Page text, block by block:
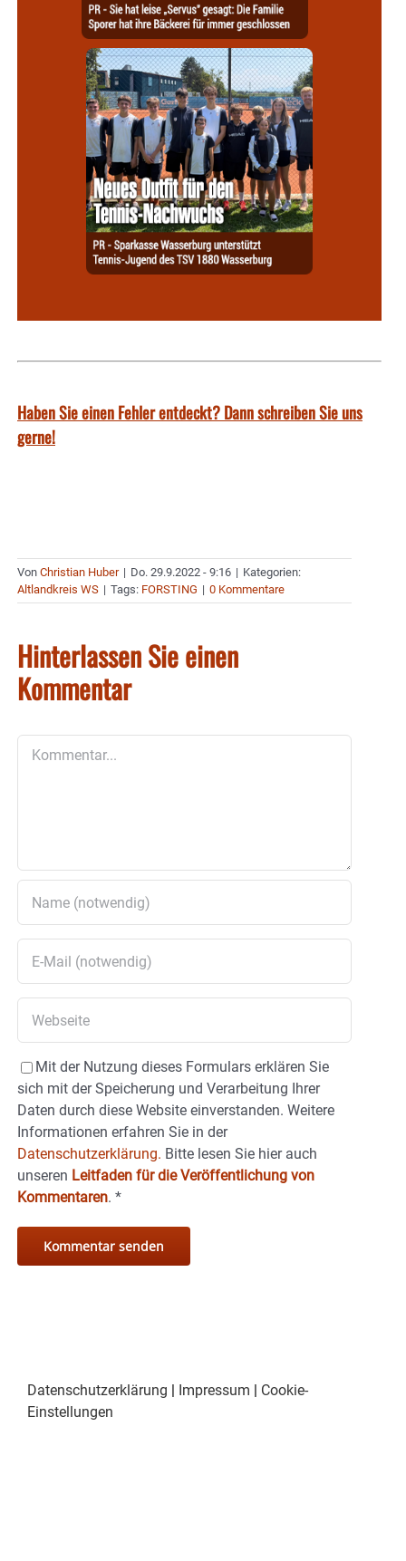
Haben Sie einen Fehler entdeckt? Dann schreiben Sie uns
gerne!
Von Christian Huber | Do. 29.9.2022 - 9:16 | Kategorien:
Altlandkreis WS | Tags: FORSTING | 0 Kommentare
Hinterlassen Sie einen
Kommentar
Mit der Nutzung dieses Formulars erklären Sie
sich mit der Speicherung und Verarbeitung Ihrer
Daten durch diese Website einverstanden. Weitere
Informationen erfahren Sie in der
Datenschutzerklärung. Bitte lesen Sie hier auch
unseren Leitfaden für die Veröffentlichung von
Kommentaren. *
Datenschutzerklärung Impressum
Cookie-
Einstellungen